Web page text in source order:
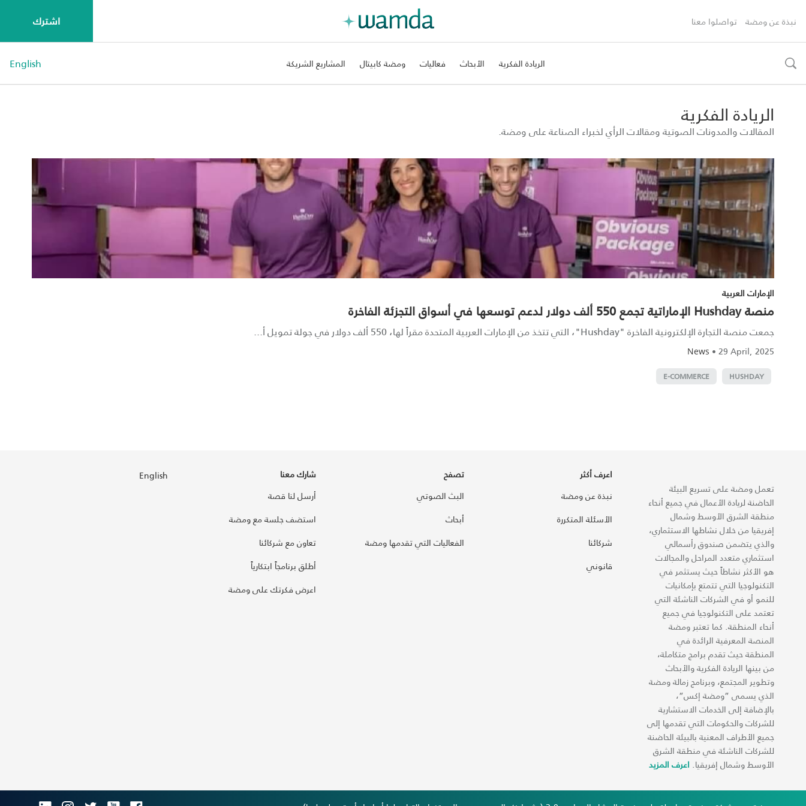
نبذة عن ومضة تواصلوا معنا اشترك
toggle
الريادة الفكرية الأبحاث فعاليات ومضة كابيتال المشاريع الشريكة English
الريادة الفكرية
المقالات والمدونات الصوتية ومقالات الرأي لخبراء الصناعة على ومضة.
الإمارات العربية
منصة Hushday الإماراتية تجمع 550 ألف دولار لدعم توسعها في أسواق التجزئة الفاخرة
جمعت منصة التجارة الإلكترونية الفاخرة "Hushday"، التي تتخذ من الإمارات العربية المتحدة مقراً لها، 550 ألف دولار في جولة تمويل أ...
News •29 April, 2025
HUSHDAY
E-COMMERCE
تعمل ومضة على تسريع البيئة
الحاضنة لريادة الأعمال في جميع أنحاء
منطقة الشرق الأوسط وشمال
إفريقيا من خلال نشاطها الاستثماري،
والذي يتضمن صندوق رأسمالي
استثماري متعدد المراحل والمجالات
هو الأكثر نشاطاً حيث يستثمر في
التكنولوجيا التي تتمتع بإمكانيات
للنمو أو في الشركات الناشئة التي
تعتمد على التكنولوجيا في جميع
أنحاء المنطقة. كما تعتبر ومضة
المنصة المعرفية الرائدة في
المنطقة حيث تقدم برامج متكاملة،
من بينها الريادة الفكرية والأبحاث
وتطوير المجتمع، وبرنامج زمالة ومضة
الذي يسمى “ومضة إكس“،
بالإضافة إلى الخدمات الاستشارية
للشركات والحكومات التي تقدمها إلى
جميع الأطراف المعنية بالبيئة الحاضنة
للشركات الناشئة في منطقة الشرق
الأوسط وشمال إفريقيا. اعرف المزيد
اعرف أكثر
نبذة عن ومضة
الأسئلة المتكررة
شركائنا
قانوني
تصفح
البث الصوتي
أبحاث
الفعاليات التي تقدمها ومضة
شارك معنا
أرسل لنا قصة
استضف جلسة مع ومضة
تعاون مع شركائنا
أطلق برنامجاً ابتكارياً
اعرض فكرتك على ومضة
English